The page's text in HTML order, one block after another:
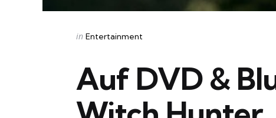
Categories
Posted
in Entertainment
Auf DVD &